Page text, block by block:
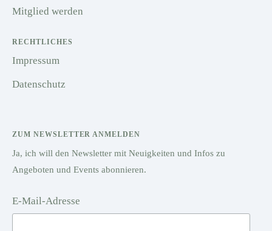
Mitglied werden
RECHTLICHES
Impressum
Datenschutz
ZUM NEWSLETTER ANMELDEN
Ja, ich will den Newsletter mit Neuigkeiten und Infos zu
Angeboten und Events abonnieren.
E-Mail-Adresse